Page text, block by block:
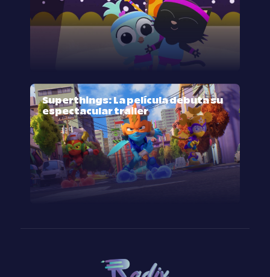
Superthings: La película debuta su
espectacular trailer